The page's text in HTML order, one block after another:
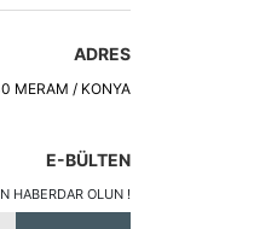
ADRES
MERAM / KONYA
E-BÜLTEN
HABERDAR OLUN !